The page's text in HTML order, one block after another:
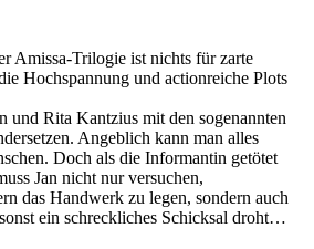
Amissa-Trilogie ist nichts für zarte
Hochspannung und actionreiche Plots
und Rita Kantzius mit den sogenannten
Angeblich kann man alles
Doch als die Informantin getötet
Jan nicht nur versuchen,
das Handwerk zu legen, sondern auch
ein schreckliches Schicksal droht…